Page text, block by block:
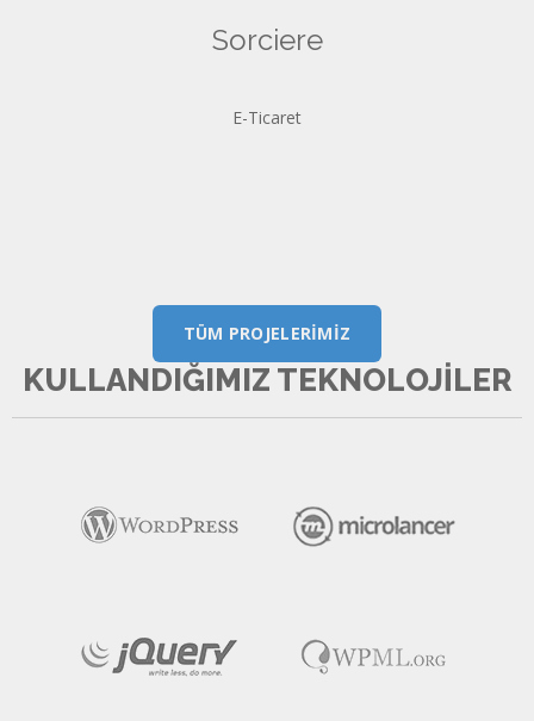
Sorciere
E-Ticaret
TÜM PROJELERIMIZ
KULLANDIĞIMIZ TEKNOLOJILER